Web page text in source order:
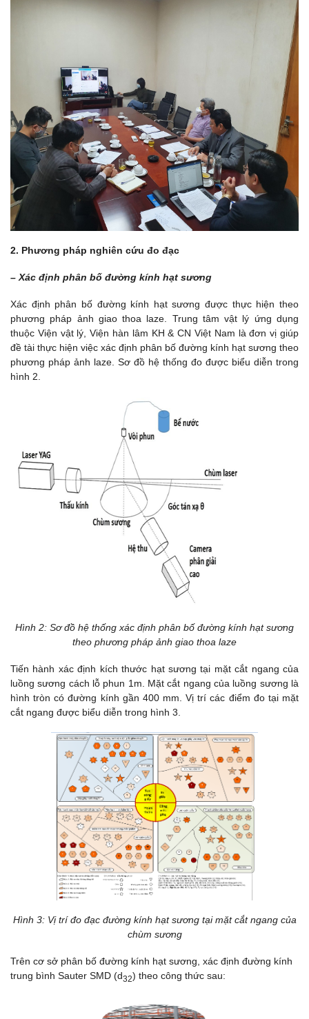
2. Phương pháp nghiên cứu đo đạc
– Xác định phân bố đường kính hạt sương
Xác định phân bố đường kính hạt sương được thực hiện theo
phương pháp ảnh giao thoa laze. Trung tâm vật lý ứng dụng
thuộc Viện vật lý, Viện hàn lâm KH & CN Việt Nam là đơn vị giúp
đề tài thực hiện việc xác định phân bố đường kính hạt sương theo
phương pháp ảnh laze. Sơ đồ hệ thống đo được biểu diễn trong
hình 2.
Hình 2: Sơ đồ hệ thống xác định phân bố đường kính hạt sương
theo phương pháp ảnh giao thoa laze
Tiến hành xác định kích thước hạt sương tại mặt cắt ngang của
luồng sương cách lỗ phun 1m. Mặt cắt ngang của luồng sương là
hình tròn có đường kính gần 400 mm. Vị trí các điểm đo tại mặt
cắt ngang được biểu diễn trong hình 3.
Hình 3: Vị trí đo đạc đường kính hạt sương tại mặt cắt ngang của
chùm sương
Trên cơ sở phân bố đường kính hạt sương, xác định đường kính
trung bình Sauter SMD (d32) theo công thức sau: